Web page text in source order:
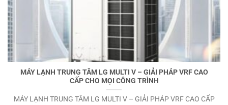
MÁY LẠNH TRUNG TÂM LG MULTI V – GIẢI PHÁP VRF CAO
CẤP CHO MỌI CÔNG TRÌNH
MÁY LẠNH TRUNG TÂM LG MULTI V – GIẢI PHÁP VRF CAO CẤP